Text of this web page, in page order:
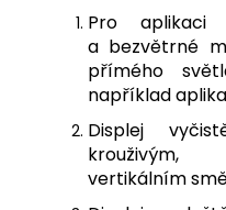
Pro aplikaci
a bezvětrné
přímého
například
Displej
vertikálním